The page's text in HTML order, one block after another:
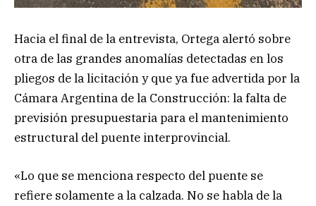
Hacia el final de la entrevista, Ortega alertó sobre
otra de las grandes anomalías detectadas en los
pliegos de la licitación y que ya fue advertida por la
Cámara Argentina de la Construcción: la falta de
previsión presupuestaria para el mantenimiento
estructural del puente interprovincial.
«Lo que se menciona respecto del puente se
refiere solamente a la calzada. No se habla de la